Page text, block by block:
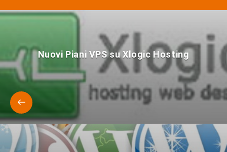
Nuovi Piani VPS su Xlogic Hosting